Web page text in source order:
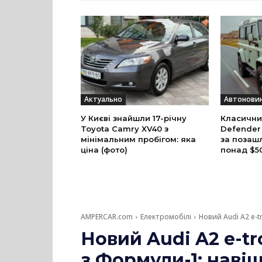
Актуально
У Києві знайшли 17-річну
Toyota Camry XV40 з
мінімальним пробігом: яка
ціна (фото)
Defender
за
понад